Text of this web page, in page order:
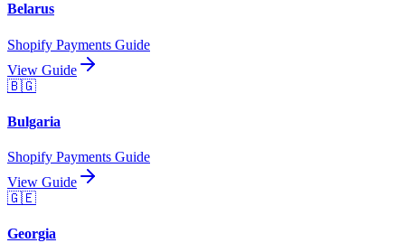
Belarus
Shopify Payments Guide
View Guide
🇧🇬
Bulgaria
Shopify Payments Guide
View Guide
🇬🇪
Georgia